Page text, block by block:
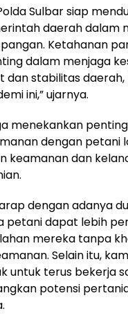
Sulbar siap
daerah dalam
Ketahanan
dalam menjaga
dan stabilitas
ini,” ujarnya.
menekankan
dengan petani
keamanan dan
dengan adanya
petani dapat lebih
mereka tanpa
Selain itu,
untuk terus bekerja
potensi